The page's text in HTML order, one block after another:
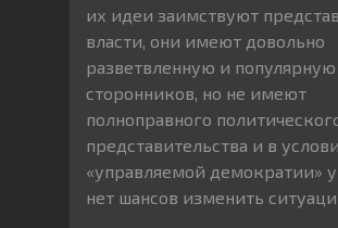
их идеи заимствуют
власти, они имеют довольно
разветвленную и
сторонников, но не имеют
полноправного
представительства и в
«управляемой демократии»
нет шансов изменить